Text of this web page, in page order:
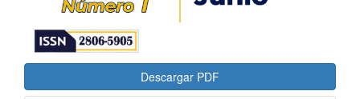
Descargar PDF